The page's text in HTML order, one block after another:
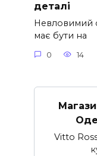
деталі
Невловимий
має бути на
0 14
Vitto